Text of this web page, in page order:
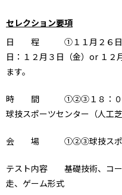
セレクション要項
日 程 ①１１月２６日（
日：１２月３日（金）or １
ます。
時 間 ①②③１８：００～
球技スポーツセンター（人工芝
会 場 ①②③球技スポーツ
テスト内容 基礎技術、コー
走、ゲーム形式